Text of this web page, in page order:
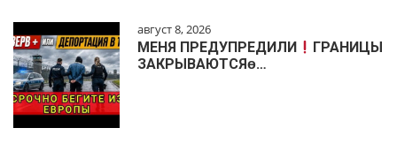
август 8, 2026
МЕНЯ ПРЕДУПРЕДИЛИ
ГРАНИЦЫ
ЗАКРЫВАЮТСЯɵ…